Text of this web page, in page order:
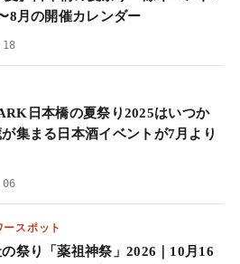
8月の開催カレンダー
日本橋の夏祭り2025はいつか
集まる日本酒イベントが7月より
スポット
祭り「薬祖神祭」2026｜10月16